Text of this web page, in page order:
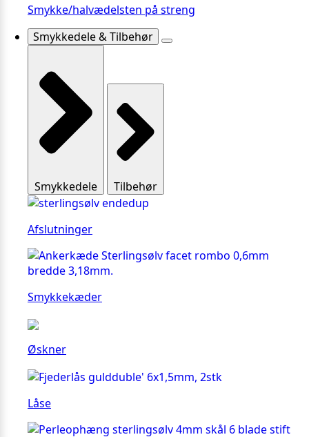
Smykke/halvædelsten på streng
Smykkedele & Tilbehør
Smykkedele Tilbehør
Afslutninger
Smykkekæder
Øskner
Låse